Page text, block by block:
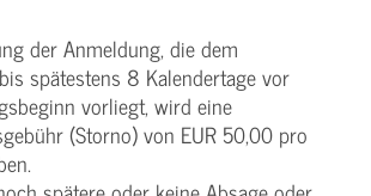
der Anmeldung, die dem
spätestens 8 Kalendertage vor
vorliegt, wird eine
(Storno) von EUR 50,00 pro